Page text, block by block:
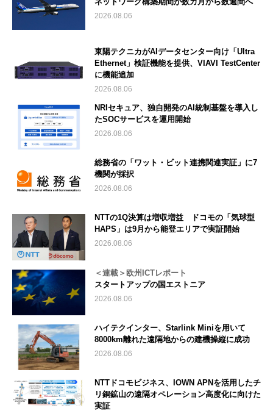
2026.08.06
東陽テクニカがAIデータセンター向け「Ultra
Ethernet」検証機能を提供、VIAVI TestCenter
に機能追加
2026.08.06
NRIセキュア、独自開発のAI統制基盤を導入し
たSOCサービスを運用開始
2026.08.06
総務省の「ワット・ビット連携関連実証」に7
機関が採択
2026.08.06
NTTの1Q決算は増収増益 ドコモの「気球型
HAPS」は9月から能登エリアで実証開始
2026.08.06
＜連載＞欧州ICTレポート
スタートアップの国エストニア
2026.08.06
ハイテクインター、Starlink Miniを用いて
8000km離れた遠隔地からの建機操縦に成功
2026.08.06
NTTドコモビジネス、IOWN APNを活用したチ
リ銅鉱山の遠隔オペレーション高度化に向けた
実証